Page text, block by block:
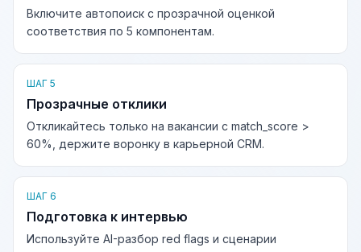
Включите автопоиск с прозрачной оценкой
соответствия по 5 компонентам.
ШАГ 5
Прозрачные отклики
Откликайтесь только на вакансии с match_score >
60%, держите воронку в карьерной CRM.
ШАГ 6
Подготовка к интервью
Используйте AI-разбор red flags и сценарии